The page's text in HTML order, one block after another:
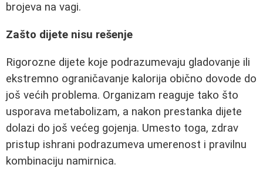
brojeva na vagi.
Zašto dijete nisu rešenje
Rigorozne dijete koje podrazumevaju gladovanje ili
ekstremno ograničavanje kalorija obično dovode do
još većih problema. Organizam reaguje tako što
usporava metabolizam, a nakon prestanka dijete
dolazi do još većeg gojenja. Umesto toga, zdrav
pristup ishrani podrazumeva umerenost i pravilnu
kombinaciju namirnica.